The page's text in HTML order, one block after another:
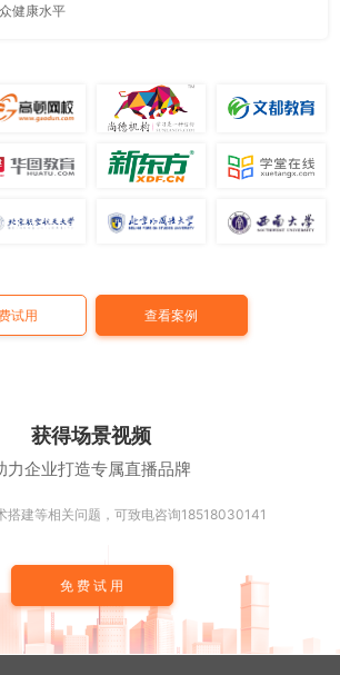
健康水平
试用 查看案例
获得场景视频
力企业打造专属直播品牌
搭建等相关问题，可致电咨询18518030141
免费试用